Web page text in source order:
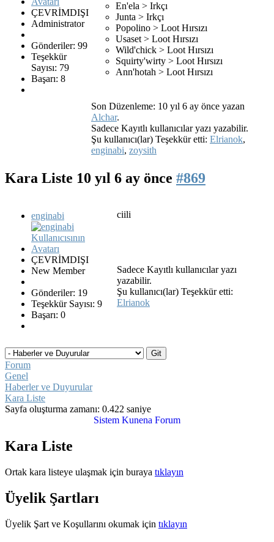
ÇEVRİMDIŞI
Administrator
Gönderiler: 99
Teşekkür
Sayısı: 79
Başarı: 8
En'ela > Irkçı
Junta > Irkçı
Popolino > Loot Hırsızı
Usaset > Loot Hırsızı
Wild'chick > Loot Hırsızı
Squirty'wirty > Loot Hırsızı
Ann'hotah > Loot Hırsızı
Son Düzenleme: 10 yıl 6 ay önce yazan
Alchar.
Sadece Kayıtlı kullanıcılar yazı yazabilir.
Şu kullanıcı(lar) Teşekkür etti: Elrianok,
enginabi, zoysith
Kara Liste 10 yıl 6 ay önce #869
enginabi
ÇEVRİMDIŞI
New Member
Gönderiler: 19
Teşekkür Sayısı: 9
Başarı: 0
ciili
Sadece Kayıtlı kullanıcılar yazı
yazabilir.
Şu kullanıcı(lar) Teşekkür etti:
Elrianok
Forum
Genel
Haberler ve Duyurular
Kara Liste
Sayfa oluşturma zamanı: 0.422 saniye
Sistem Kunena Forum
Kara Liste
Ortak kara listeye ulaşmak için buraya tıklayın
Üyelik Şartları
Üyelik Şart ve Koşullarını okumak için tıklayın